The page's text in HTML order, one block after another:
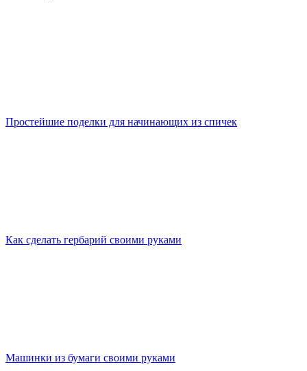
Простейшие поделки для начинающих из спичек
Как сделать гербарий своими руками
Машинки из бумаги своими руками